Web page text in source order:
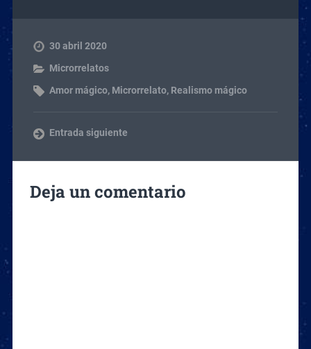
30 abril 2020
Microrrelatos
Amor mágico, Microrrelato, Realismo mágico
Entrada siguiente
Deja un comentario